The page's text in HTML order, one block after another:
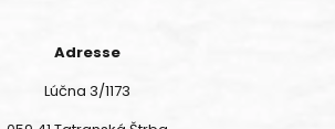
Adresse
Lúčna 3/1173